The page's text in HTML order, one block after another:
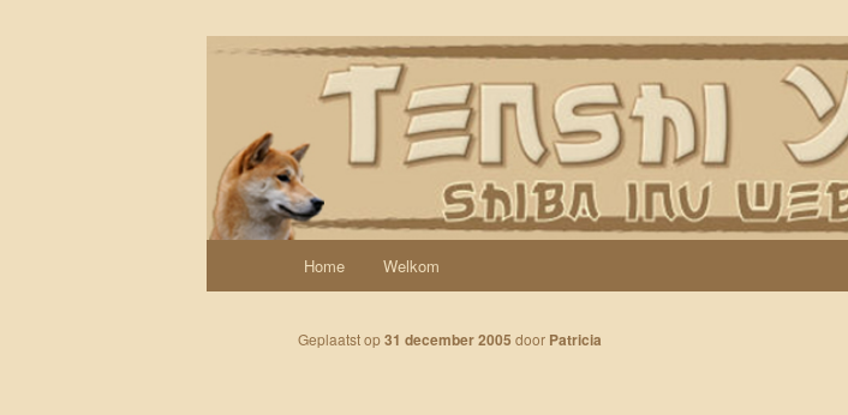
Spring naar de primaire inhoud
Tenshi Yoi
Een weblog over onze Shiba’s (Keiko, Rontu, Miyuki, Tatsu en Yumi)
Home Welkom
Geplaatst op31 december 2005 door Patricia